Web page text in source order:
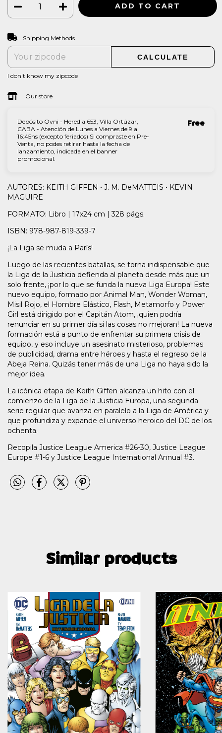
Shipping for zipcode:
Shipping Methods
CALCULATE
I don't know my zipcode
Our store
Depósito Ovni - Heredia 653, Villa Ortúzar,
CABA - Atención de Lunes a Viernes de 9 a
16:45hs (excepto feriados) Si compraste en Pre-
Venta, no podes retirar hasta la fecha de
lanzamiento, indicada en el banner
promocional.
Free
AUTORES: KEITH GIFFEN • J. M. DeMATTEIS • KEVIN
MAGUIRE
FORMATO: Libro | 17x24 cm | 328 págs.
ISBN: 978-987-819-339-7
¡La Liga se muda a París!
Luego de las recientes batallas, se torna indispensable que
la Liga de la Justicia defienda al planeta desde más que un
solo frente, ¡por lo que se funda la nueva Liga Europa! Este
nuevo equipo, formado por Animal Man, Wonder Woman,
Misil Rojo, el Hombre Elástico, Flash, Metamorfo y Power
Girl está dirigido por el Capitán Atom, ¡quien podría
renunciar en su primer día si las cosas no mejoran! La nueva
formación está a punto de enfrentar su primera crisis de
equipo, y eso incluye un asesinato misterioso, problemas
de publicidad, drama entre héroes y hasta el regreso de la
Abeja Reina. Quizás tener más de una Liga no haya sido la
mejor idea.
La icónica etapa de Keith Giffen alcanza un hito con el
comienzo de la Liga de la Justicia Europa, una segunda
serie regular que avanza en paralelo a la Liga de América y
que profundiza y expande el universo heroico del DC de los
ochenta.
Recopila Justice League America #26-30, Justice League
Europe #1-6 y Justice League International Annual #3.
Similar products